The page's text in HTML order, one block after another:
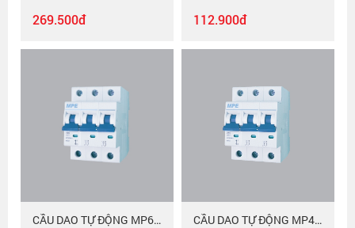
269.500đ 112.900đ
CẦU DAO TỰ ĐỘNG MP6-C340 CẦU DAO TỰ ĐỘNG MP4-C350